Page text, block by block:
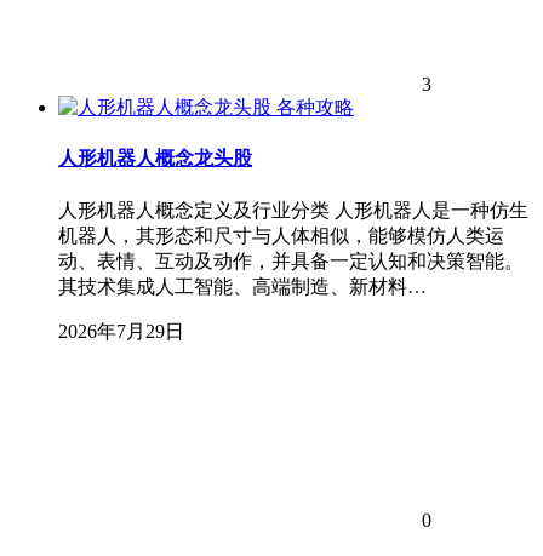
3
各种攻略
人形机器人概念龙头股
人形机器人概念定义及行业分类 人形机器人是一种仿生
机器人，其形态和尺寸与人体相似，能够模仿人类运
动、表情、互动及动作，并具备一定认知和决策智能。
其技术集成人工智能、高端制造、新材料…
2026年7月29日
0